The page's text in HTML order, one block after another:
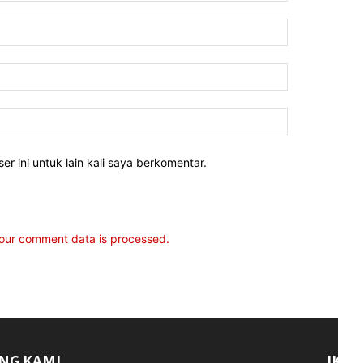
ini untuk lain kali saya berkomentar.
comment data is processed.